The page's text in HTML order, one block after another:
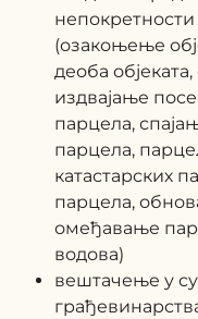
непокретности
(озакоњење
деоба
издвајање
парцела,
парцела,
катастарских
парцела,
омеђавање
водова)
вештачење у